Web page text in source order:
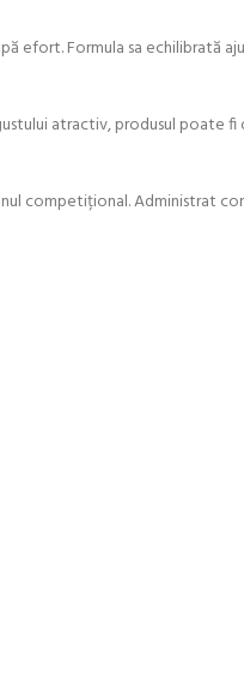
efort. Formula sa echilibrată
atractiv, produsul poate
competițional. Administrat